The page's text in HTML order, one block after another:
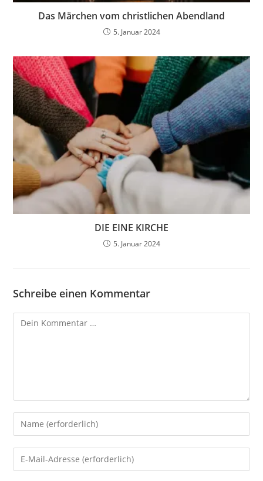
Das Märchen vom christlichen Abendland
5. Januar 2024
DIE EINE KIRCHE
5. Januar 2024
Schreibe einen Kommentar